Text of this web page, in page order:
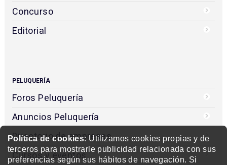
Política de cookies: Utilizamos cookies propias y de
terceros para mostrarle publicidad relacionada con sus
preferencias según sus hábitos de navegación. Si
Concurso
Editorial
PELUQUERÍA
Foros Peluquería
Anuncios Peluquería
Directorio de empresas
Cursos y eventos